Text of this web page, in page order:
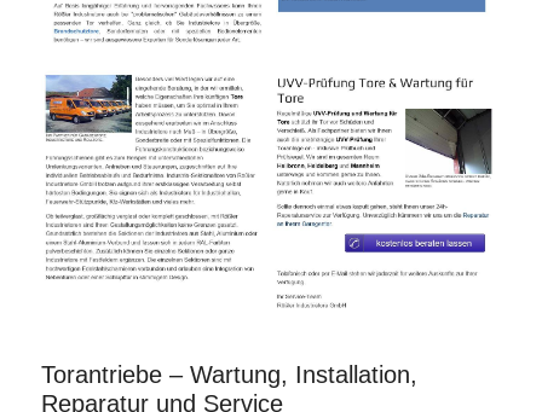
Torantriebe – Wartung, Installation,
Reparatur und Service